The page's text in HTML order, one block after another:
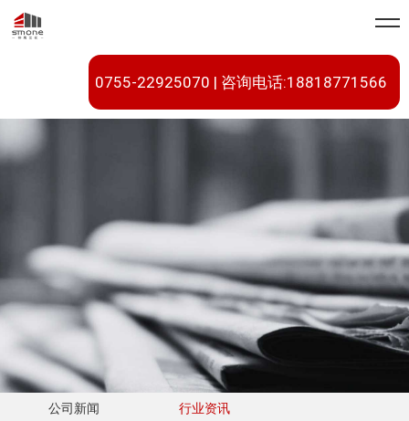
0755-22925070 | 咨询电话:18818771566
公司新闻 行业资讯